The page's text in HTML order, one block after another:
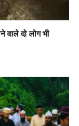
वाले दो लोग भी